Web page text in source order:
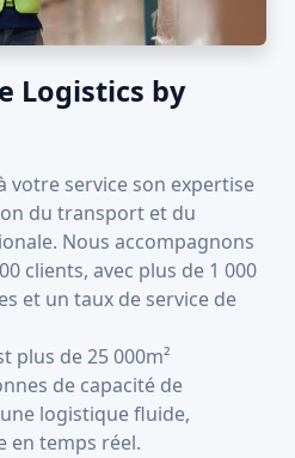
Logistics by
votre service son expertise
du transport et du
Nous accompagnons
clients, avec plus de 1 000
et un taux de service de
plus de 25 000m²
de capacité de
logistique fluide,
en temps réel.